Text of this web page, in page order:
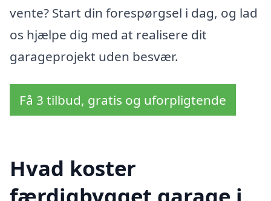
vente? Start din forespørgsel i dag, og lad
os hjælpe dig med at realisere dit
garageprojekt uden besvær.
Få 3 tilbud, gratis og uforpligtende
Hvad koster